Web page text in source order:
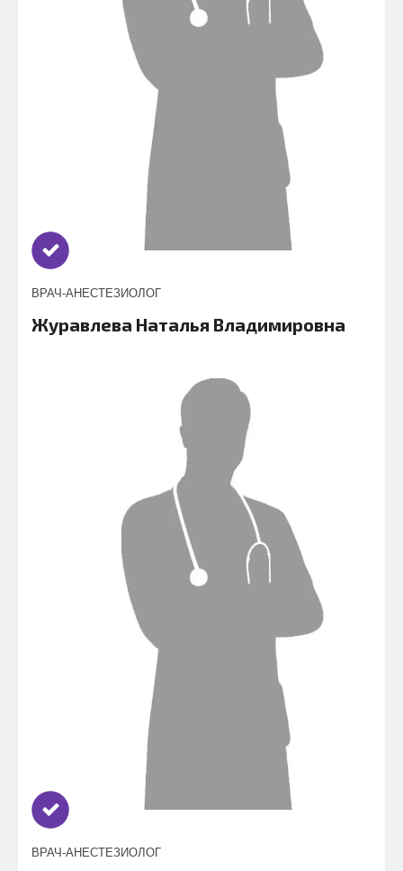
ВРАЧ-АНЕСТЕЗИОЛОГ
Журавлева Наталья Владимировна
ВРАЧ-АНЕСТЕЗИОЛОГ